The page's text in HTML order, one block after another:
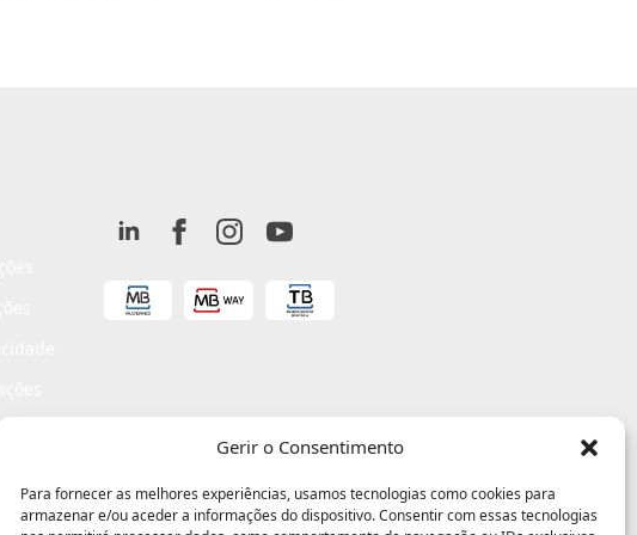
Gerir o Consentimento
Para fornecer as melhores experiências, usamos tecnologias como cookies para
armazenar e/ou aceder a informações do dispositivo. Consentir com essas tecnologias